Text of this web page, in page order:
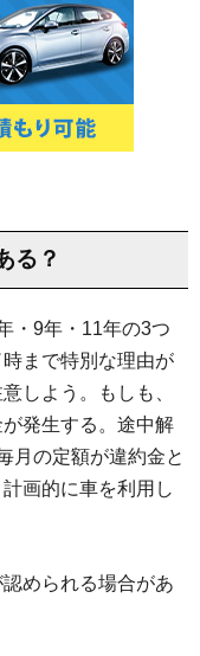
る？
・9年・11年の3つ
まで特別な理由が
しよう。もしも、
発生する。途中解
月の定額が違約金と
画的に車を利用し
められる場合があ